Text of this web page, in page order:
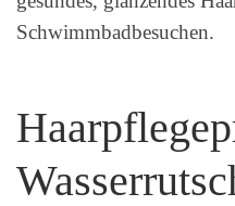
Schwimmbadbesuchen.